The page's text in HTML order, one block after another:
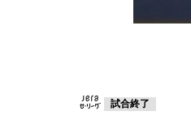
試合終了